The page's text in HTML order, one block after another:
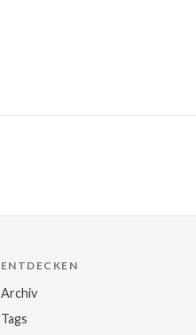
ENTDECKEN
Archiv
Tags